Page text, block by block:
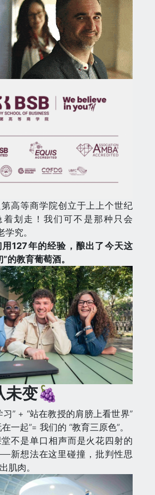
高等商学院创立于上上个世纪
划走！我们可不是那种只会
学究。
127年的经验，酿出了今天这
的教育葡萄酒。
未变🍇
习” + “站在教授的肩膀上看世界”
一起”= 我们的 “教育三原色”。
不是单口相声而是火花四射的
新想法在这里碰撞，批判性思
肌肉。